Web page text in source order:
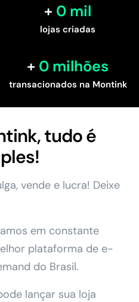
lojas criadas
0 mil
transacionados na Montink
0 milhões
tudo é
vende e lucra! Deixe
em constante
plataforma de e-
do Brasil.
lançar sua loja